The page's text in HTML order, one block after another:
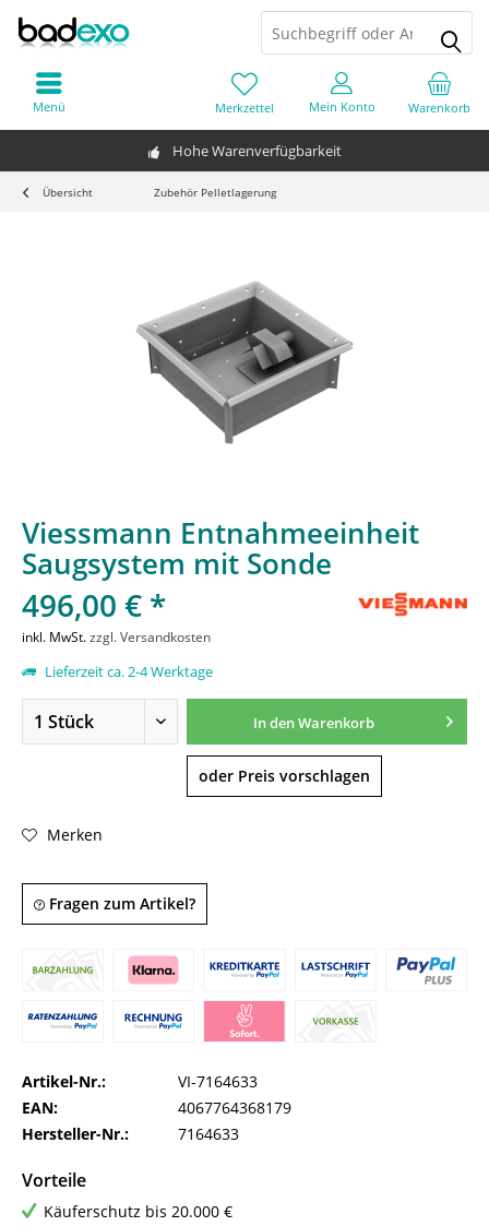
Hohe Warenverfügbarkeit
Warenkorb
Merkzettel Mein Konto
Menü
Übersicht Zubehör Pelletlagerung
Viessmann Entnahmeeinheit
Saugsystem mit Sonde
496,00 € *
inkl. MwSt.zzgl. Versandkosten
Lieferzeit ca. 2-4 Werktage
In denWarenkorb
oder Preis vorschlagen
Merken
Fragen zum Artikel?
Artikel-Nr.:
VI-7164633
EAN:
4067764368179
Hersteller-Nr.:
7164633
Vorteile
Käuferschutz bis 20.000 €